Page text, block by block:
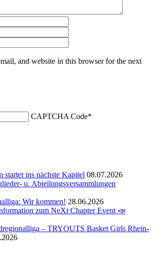
and website in this browser for the next
CAPTCHA Code*
startet ins nächste Kapitel 08.07.2026
u. Abteilungsversammlungen
Wir kommen! 28.06.2026
zum NeXt Chapter Event 📣
– TRYOUTS Basket Girls Rhein-